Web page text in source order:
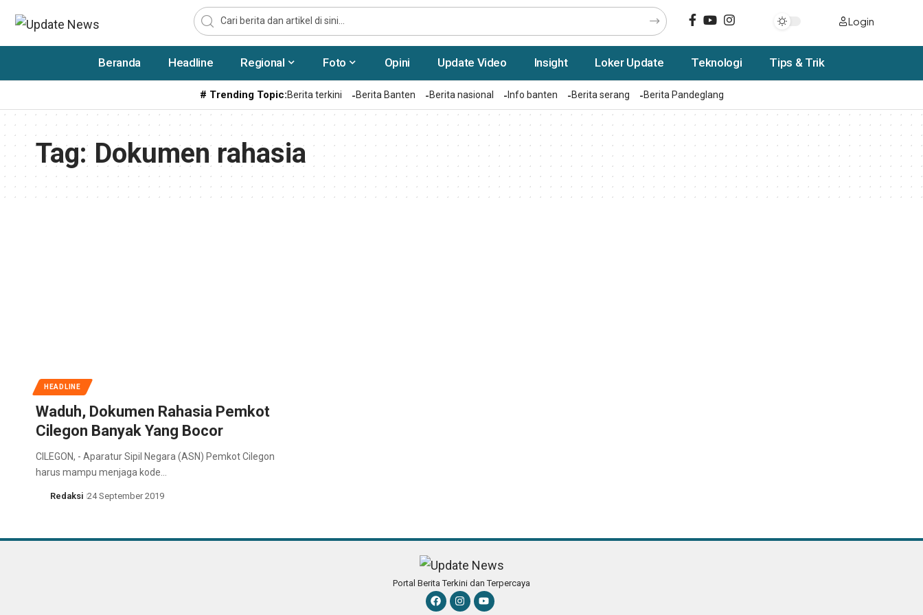
Login
Beranda Headline Regional Foto Opini Update Video Insight Loker Update Teknologi Tips & Trik
# Trending Topic:Berita terkini Berita Banten Berita nasional Info banten Berita serang Berita Pandeglang
Tag: Dokumen rahasia
HEADLINE
Waduh, Dokumen Rahasia Pemkot
Cilegon Banyak Yang Bocor
CILEGON, - Aparatur Sipil Negara (ASN) Pemkot Cilegon
harus mampu menjaga kode…
Redaksi 24 September 2019
Portal Berita Terkini dan Terpercaya